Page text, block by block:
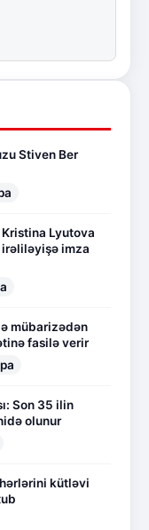
Stiven Ber
Kristina Lyutova
imza
mübarizədən
fasilə verir
Son 35 ilin
olunur
kütləvi